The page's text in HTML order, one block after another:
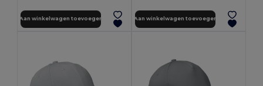
Aan winkelwagen toevoegen Aan winkelwagen toevoegen